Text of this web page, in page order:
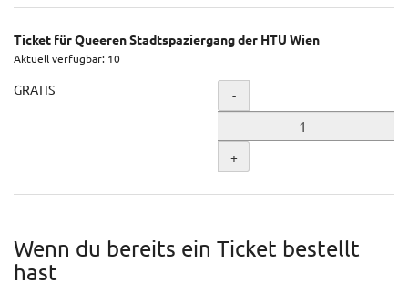
Ticket für Queeren Stadtspaziergang der HTU Wien
Aktuell verfügbar: 10
GRATIS Menge
-
+
Wenn du bereits ein Ticket bestellt
hast